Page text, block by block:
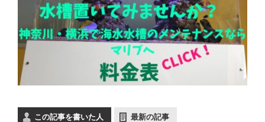
この記事を書いた人 最新の記事